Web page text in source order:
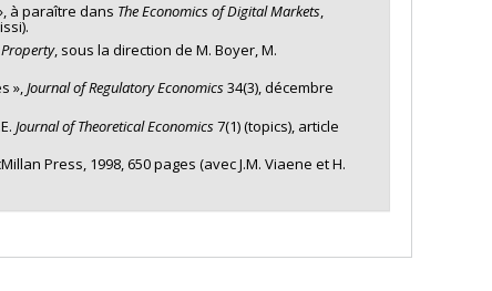
à paraître dans The Economics of Digital Markets,
, sous la direction de M. Boyer, M.
»,Journal of Regulatory Economics34(3), décembre
Journal of Theoretical Economics7(1) (topics), article
Press, 1998, 650 pages (avec J.M. Viaene et H.